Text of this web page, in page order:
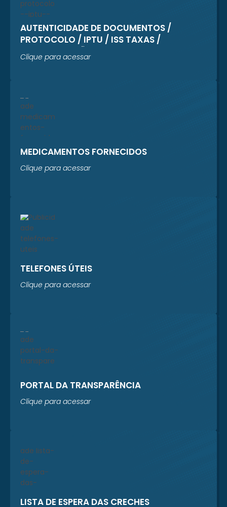
AUTENTICIDADE DE DOCUMENTOS /
PROTOCOLO / IPTU / ISS TAXAS /
REGULARIZAÇÃO CADASTRAL
Clique para acessar
MEDICAMENTOS FORNECIDOS
Clique para acessar
TELEFONES ÚTEIS
Clique para acessar
PORTAL DA TRANSPARÊNCIA
Clique para acessar
LISTA DE ESPERA DAS CRECHES